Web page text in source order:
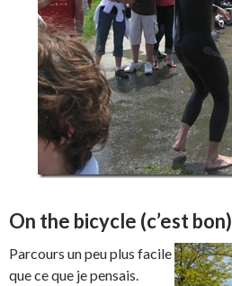
On the bicycle (c’est bon)
Parcours un peu plus facile
que ce que je pensais.